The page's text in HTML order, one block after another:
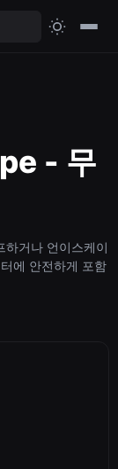
- 무
거나 언이스케이
에 안전하게 포함